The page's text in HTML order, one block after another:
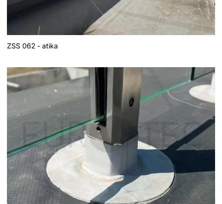
ZSS 062 - atika